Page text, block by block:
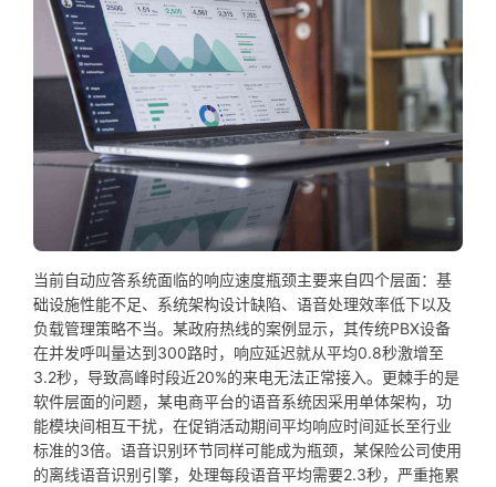
当前自动应答系统面临的响应速度瓶颈主要来自四个层面：基
础设施性能不足、系统架构设计缺陷、语音处理效率低下以及
负载管理策略不当。某政府热线的案例显示，其传统PBX设备
在并发呼叫量达到300路时，响应延迟就从平均0.8秒激增至
3.2秒，导致高峰时段近20%的来电无法正常接入。更棘手的是
软件层面的问题，某电商平台的语音系统因采用单体架构，功
能模块间相互干扰，在促销活动期间平均响应时间延长至行业
标准的3倍。语音识别环节同样可能成为瓶颈，某保险公司使用
的离线语音识别引擎，处理每段语音平均需要2.3秒，严重拖累